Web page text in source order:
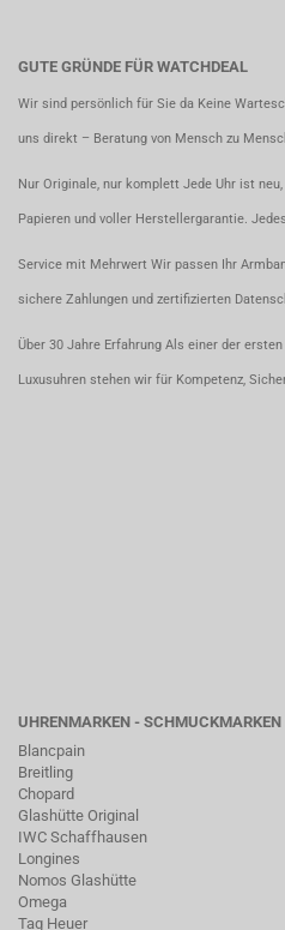
GUTE GRÜNDE FÜR WATCHDEAL
Wir sind persönlich für Sie da Keine
uns direkt – Beratung von Mensch zu
Nur Originale, nur komplett Jede Uhr ist
Papieren und voller Herstellergarantie.
Service mit Mehrwert Wir passen Ihr
sichere Zahlungen und zertifizierten
Über 30 Jahre Erfahrung Als einer der
Luxusuhren stehen wir für Kompetenz,
UHRENMARKEN - SCHMUCKMARKEN
Blancpain
Breitling
Chopard
Glashütte Original
IWC Schaffhausen
Longines
Nomos Glashütte
Omega
Tag Heuer